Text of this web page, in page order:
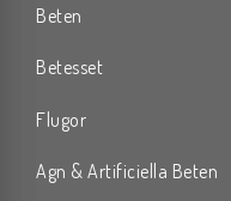
Beten
Betesset
Flugor
Agn & Artificiella Beten